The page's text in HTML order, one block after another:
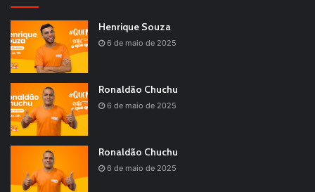
Henrique Souza
6 de maio de 2025
Ronaldão Chuchu
6 de maio de 2025
Ronaldão Chuchu
6 de maio de 2025